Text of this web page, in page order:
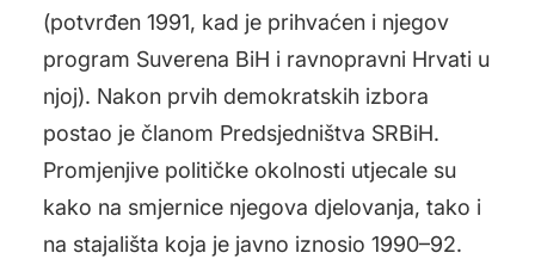
(potvrđen 1991, kad je prihvaćen i njegov
program Suverena BiH i ravnopravni Hrvati u
njoj). Nakon prvih demokratskih izbora
postao je članom Predsjedništva SRBiH.
Promjenjive političke okolnosti utjecale su
kako na smjernice njegova djelovanja, tako i
na stajališta koja je javno iznosio 1990–92.